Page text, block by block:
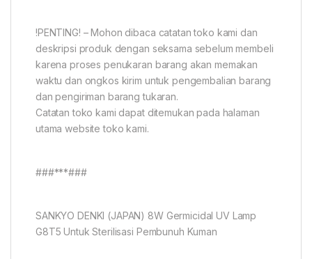
!PENTING! – Mohon dibaca catatan toko kami dan
deskripsi produk dengan seksama sebelum membeli
karena proses penukaran barang akan memakan
waktu dan ongkos kirim untuk pengembalian barang
dan pengiriman barang tukaran.
Catatan toko kami dapat ditemukan pada halaman
utama website toko kami.
###***###
SANKYO DENKI (JAPAN) 8W Germicidal UV Lamp
G8T5 Untuk Sterilisasi Pembunuh Kuman